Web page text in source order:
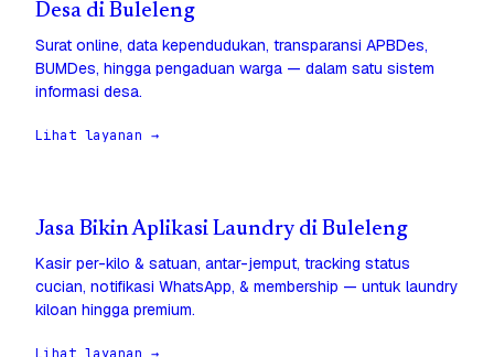
Desa di Buleleng
Surat online, data kependudukan, transparansi APBDes,
BUMDes, hingga pengaduan warga — dalam satu sistem
informasi desa.
Lihat layanan →
Jasa Bikin Aplikasi Laundry di Buleleng
Kasir per-kilo & satuan, antar-jemput, tracking status
cucian, notifikasi WhatsApp, & membership — untuk laundry
kiloan hingga premium.